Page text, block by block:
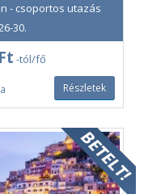
ékköve. "Rózsaszín
emlegetik. Bár ókori
a barokk építészet
a környéken fellelhető
köszönhetően, a
részletgazdag
Santa Croce bazilika.
8piuhotel 4*-be. A
szálloda modern
felszereltségéhez
- csoportos utazás
30.
-tól/fő
Részletek